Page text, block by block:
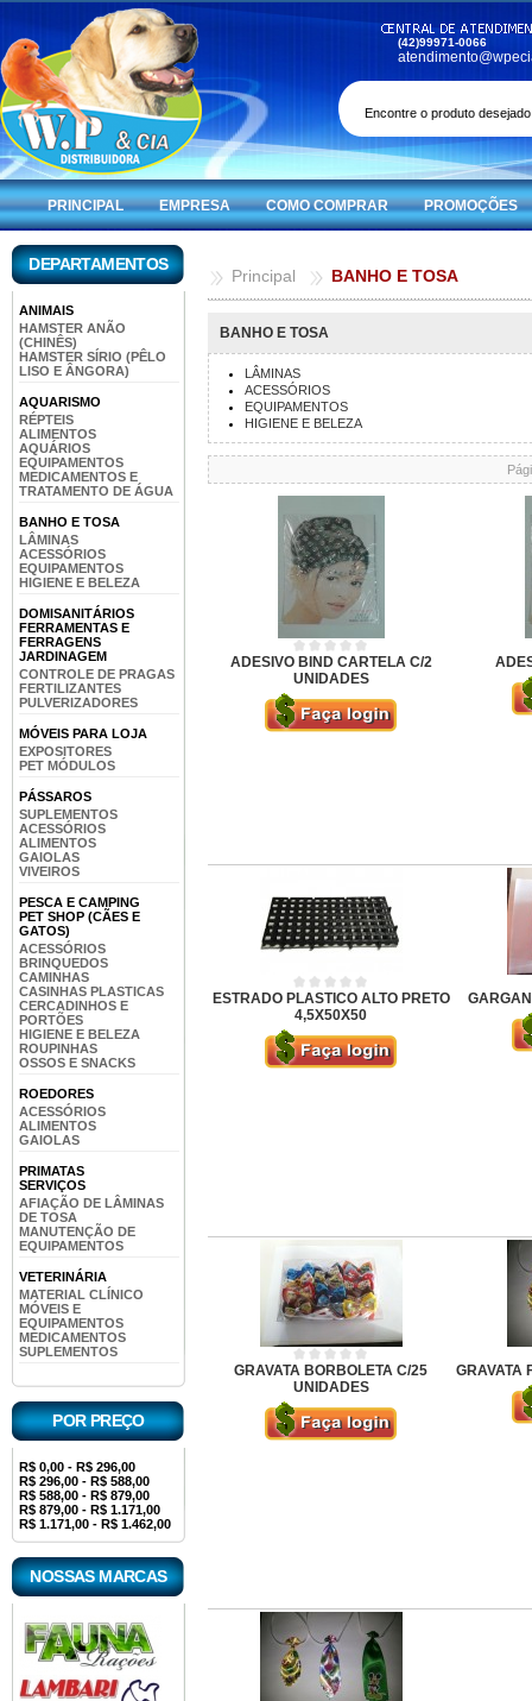
(42)99971-0066
PRINCIPAL EMPRESA COMO COMPRAR PROMOÇÕES
DEPARTAMENTOS
ANIMAIS
HAMSTER ANÃO
(CHINÊS)
HAMSTER SÍRIO (PÊLO
LISO E ÂNGORA)
AQUARISMO
RÉPTEIS
ALIMENTOS
AQUÁRIOS
EQUIPAMENTOS
MEDICAMENTOS E
TRATAMENTO DE ÁGUA
BANHO E TOSA
LÂMINAS
ACESSÓRIOS
EQUIPAMENTOS
HIGIENE E BELEZA
DOMISANITÁRIOS
FERRAMENTAS E
FERRAGENS
JARDINAGEM
CONTROLE DE PRAGAS
FERTILIZANTES
PULVERIZADORES
MÓVEIS PARA LOJA
EXPOSITORES
PET MÓDULOS
PÁSSAROS
SUPLEMENTOS
ACESSÓRIOS
ALIMENTOS
GAIOLAS
VIVEIROS
PESCA E CAMPING
PET SHOP (CÃES E
GATOS)
ACESSÓRIOS
BRINQUEDOS
CAMINHAS
CASINHAS PLASTICAS
CERCADINHOS E
PORTÕES
HIGIENE E BELEZA
ROUPINHAS
OSSOS E SNACKS
ROEDORES
ACESSÓRIOS
ALIMENTOS
GAIOLAS
PRIMATAS
SERVIÇOS
AFIAÇÃO DE LÂMINAS
DE TOSA
MANUTENÇÃO DE
EQUIPAMENTOS
VETERINÁRIA
MATERIAL CLÍNICO
MÓVEIS E
EQUIPAMENTOS
MEDICAMENTOS
SUPLEMENTOS
POR PREÇO
R$ 0,00 - R$ 296,00
R$ 296,00 - R$ 588,00
R$ 588,00 - R$ 879,00
R$ 879,00 - R$ 1.171,00
R$ 1.171,00 - R$ 1.462,00
NOSSAS MARCAS
Principal BANHO E TOSA
BANHO E TOSA
LÂMINAS
ACESSÓRIOS
EQUIPAMENTOS
HIGIENE E BELEZA
ADESIVO BIND CARTELA C/2
UNIDADES
ESTRADO PLASTICO ALTO PRETO
4,5X50X50
GRAVATA BORBOLETA C/25
UNIDADES
GRAVATA